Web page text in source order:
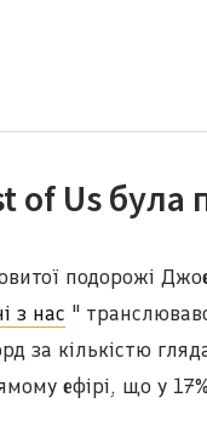
of Us була
подорожі
з нас "
за кількістю
ефірі, що у